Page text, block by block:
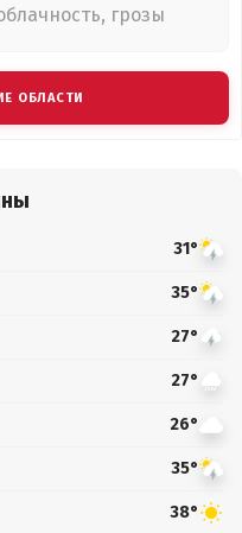
грозы
ОБЛАСТИ
31°
35°
27°
27°
26°
35°
38°